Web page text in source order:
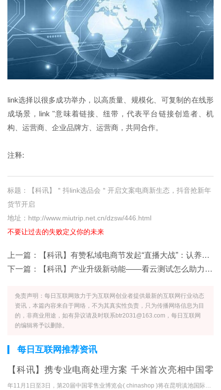
link选择以很多成功举办，以高质量、规模化、可复制的在线形
成场景，link "意味着链接、纽带，代表平台链接创造者、机
构、运营商、企业品牌方、运营商，共同合作。
注释:
标题：【科讯】＂抖link选品会＂开启文案电商新生态，抖音抢新年
货节开启
地址：http://www.miutrip.net.cn/dzsw/446.html
不要让过去的失败定义你的未来
上一篇：
【科讯】有赞私域电商节发起“直播大战”：认养一头牛百草味等大批企业品牌
下一篇：
【科讯】产业升级新动能——看云测试怎么助力电商成为客户的朋友
免责声明：每日互联网致力于为互联网创业者提供最新的互联网行业动态
资讯，本篇内容来自于网络，不为其真实性负责，只为传播网络信息为目
的，非商业用途，如有异议请及时联系btr2031@163.com，每日互联网
的编辑将予以删除。
每日互联网推荐资讯
【科讯】携专业电商处理方案 千米首次亮相中国零
售业博览会
年11月1日至3日，第20届中国零售业博览会( chinashop )将在昆明滇池国际会展中心隆重开幕。 这是chinashop连续20年举办的这个高规格的领域盛会。 作为专业的新零售处理计划运营商，我们